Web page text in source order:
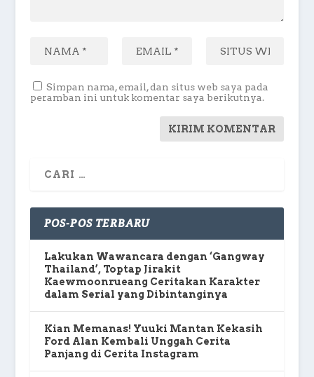
Simpan nama, email, dan situs web saya pada
peramban ini untuk komentar saya berikutnya.
POS-POS TERBARU
Lakukan Wawancara dengan ‘Gangway
Thailand’, Toptap Jirakit
Kaewmoonrueang Ceritakan Karakter
dalam Serial yang Dibintanginya
Kian Memanas! Yuuki Mantan Kekasih
Ford Alan Kembali Unggah Cerita
Panjang di Cerita Instagram